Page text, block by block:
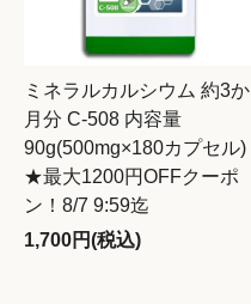
ミネラルカルシウム 約3か
月分 C-508 内容量
90g(500mg×180カプセル)
★最大1200円OFFクーポ
ン！8/7 9:59迄
1,700円(税込)